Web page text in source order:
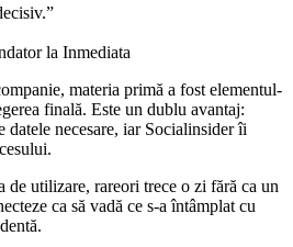
la Inmediata
materia primă a fost elementul-
finală. Este un dublu avantaj:
necesare, iar Socialinsider îi
de utilizare, rareori trece o zi fără ca un
ca să vadă ce s-a întâmplat cu